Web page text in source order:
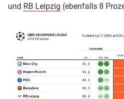
und RB Leipzig (ebenfalls 8